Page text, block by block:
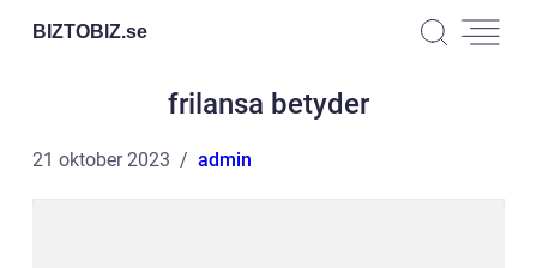
BIZTOBIZ.se
frilansa betyder
21 oktober 2023 admin